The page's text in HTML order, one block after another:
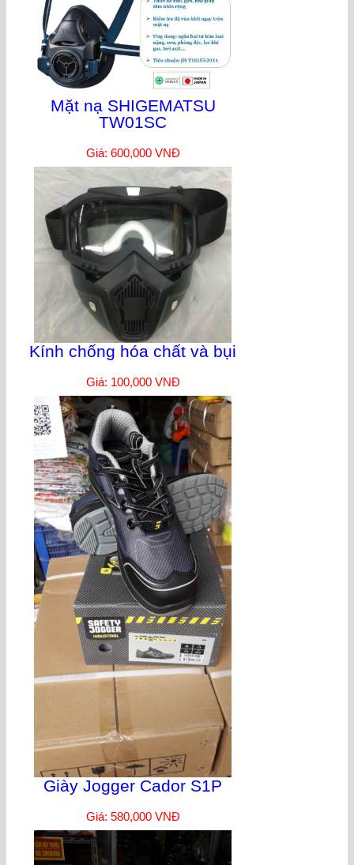
Mặt nạ SHIGEMATSU
TW01SC
Giá: 600,000 VNĐ
Kính chống hóa chất và bụi
Giá: 100,000 VNĐ
Giày Jogger Cador S1P
Giá: 580,000 VNĐ